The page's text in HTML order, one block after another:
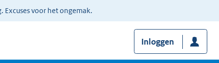
voor het ongemak.
Inloggen